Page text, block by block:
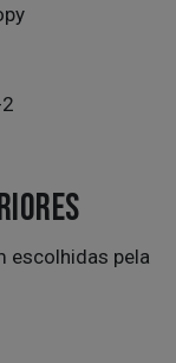
escolhidas pela